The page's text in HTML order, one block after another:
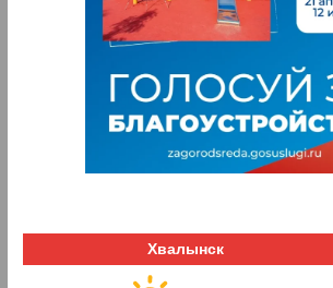
Хвалынск